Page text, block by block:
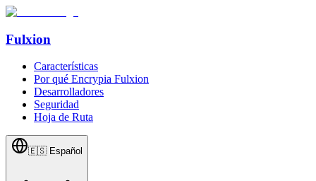
Fulxion
Características
Por qué Encrypia Fulxion
Desarrolladores
Seguridad
Hoja de Ruta
🇪🇸 Español